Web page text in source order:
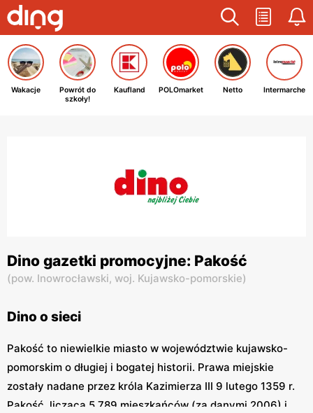
Wakacje
Powrót do
szkoły!
Kaufland POLOmarket Netto Intermarche
Dino gazetki promocyjne: Pakość
(pow. Inowrocławski, woj. Kujawsko-pomorskie)
Dino o sieci
Pakość to niewielkie miasto w województwie kujawsko-
pomorskim o długiej i bogatej historii. Prawa miejskie
zostały nadane przez króla Kazimierza III 9 lutego 1359 r.
Pakość, licząca 5 789 mieszkańców (za danymi 2006) i